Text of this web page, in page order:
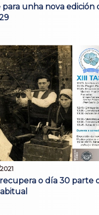
para unha nova edición
o día 30 parte